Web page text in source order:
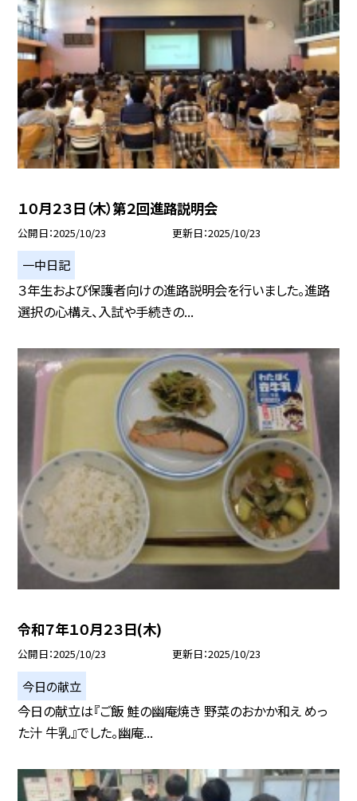
１０月２３日（木）第２回進路説明会
公開日 2025/10/23 更新日 2025/10/23
一中日記
３年生および保護者向けの進路説明会を行いました。進路
選択の心構え、入試や手続きの...
令和７年１０月２３日(木)
公開日 2025/10/23 更新日 2025/10/23
今日の献立
今日の献立は『ご飯 鮭の幽庵焼き 野菜のおかか和え めっ
た汁 牛乳』でした。幽庵...